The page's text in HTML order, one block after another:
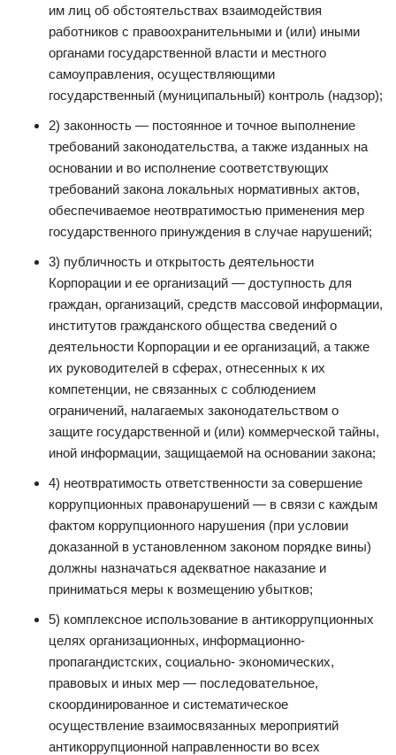
им лиц об обстоятельствах взаимодействия
работников с правоохранительными и (или) иными
органами государственной власти и местного
самоуправления, осуществляющими
государственный (муниципальный) контроль (надзор);
2) законность — постоянное и точное выполнение
требований законодательства, а также изданных на
основании и во исполнение соответствующих
требований закона локальных нормативных актов,
обеспечиваемое неотвратимостью применения мер
государственного принуждения в случае нарушений;
3) публичность и открытость деятельности
Корпорации и ее организаций — доступность для
граждан, организаций, средств массовой информации,
институтов гражданского общества сведений о
деятельности Корпорации и ее организаций, а также
их руководителей в сферах, отнесенных к их
компетенции, не связанных с соблюдением
ограничений, налагаемых законодательством о
защите государственной и (или) коммерческой тайны,
иной информации, защищаемой на основании закона;
4) неотвратимость ответственности за совершение
коррупционных правонарушений — в связи с каждым
фактом коррупционного нарушения (при условии
доказанной в установленном законом порядке вины)
должны назначаться адекватное наказание и
приниматься меры к возмещению убытков;
5) комплексное использование в антикоррупционных
целях организационных, информационно-
пропагандистских, социально- экономических,
правовых и иных мер — последовательное,
скоординированное и систематическое
осуществление взаимосвязанных мероприятий
антикоррупционной направленности во всех